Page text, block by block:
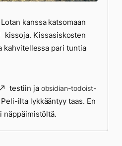
kanssa katsomaan
kissoja. Kissasiskosten
kahvitellessa pari tuntia
testiin ja obsidian-todoist-
Peli-ilta lykkääntyy taas. En
näppäimistöltä.